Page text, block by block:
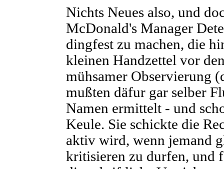
Nichts Neues also, und
McDonald's Manager
dingfest zu machen, die
kleinen Handzettel vor
mühsamer Observierung
mußten däfur gar selber
Namen ermittelt - und
Keule. Sie schickte die
aktiv wird, wenn jemand
kritisieren zu durfen, und